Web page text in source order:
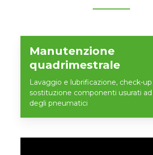
Manutenzione
quadrimestrale
Lavaggio e lubrificazione, check-
sostituzione componenti usurati ad
degli pneumatici